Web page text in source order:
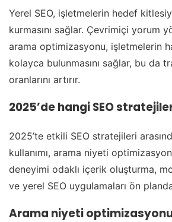
Yerel SEO, işletmelerin hedef
kurmasını sağlar. Çevrimiçi yorum
arama optimizasyonu, işletmelerin
kolayca bulunmasını sağlar, bu da
oranlarını artırır.
2025’de hangi SEO
2025’te etkili SEO stratejileri
kullanımı, arama niyeti
deneyimi odaklı içerik oluşturma,
ve yerel SEO uygulamaları ön
Arama niyeti optimizasyonu